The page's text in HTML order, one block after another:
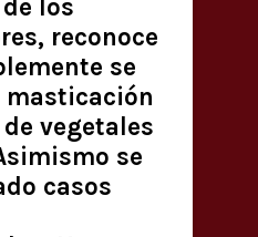
los
reconoce
se
masticación
vegetales
se
casos